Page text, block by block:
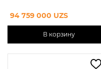
94 759 000 UZS
В корзину